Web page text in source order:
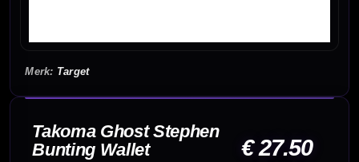
Target
Takoma Ghost Stephen
Bunting Wallet
€ 27.50